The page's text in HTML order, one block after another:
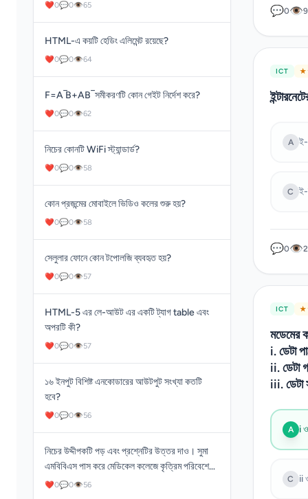
❤0💬0👁65
HTML-এ কয়টি হেডিং এলিমেন্ট রয়েছে?
❤0💬0👁64
F=A ̅B+AB ̅ সমীকরণটি কোন গেইট নির্দেশ করে?
❤0💬0👁62
নিচের কোনটি WiFi স্ট্যান্ডার্ড?
❤0💬0👁58
কোন প্রজন্মের মোবাইলে ভিডিও কলের শুরু হয়?
❤0💬0👁58
সেলুলার ফোনে কোন টপোলজি ব্যবহৃত হয়?
❤0💬0👁57
HTML-5 এর লে-আউট এর একটি ট্যাগ table এবং
অপরটি কী?
❤0💬0👁57
১৬ ইনপুট বিশিষ্ট এনকোডারের আউটপুট সংখ্যা কতটি
হবে?
❤0💬0👁56
নিচের উদ্দীপকটি পড় এবং প্রশ্নেটির উত্তর দাও। সুমা
এমবিবিএস পাস করে মেডিকেল কলেজে কৃত্রিম পরিবেশে
কোনো রোগী ছাড়াই সার্জারি প্রশিক্ষণ গ্রহণ করে।
❤0💬0👁56
💬0👁
ICT ★
A
C ই-
💬0👁
ICT ★
মডেমের
i. ডেটা
ii. ডেটা
iii. ডেটা
A i
C ii